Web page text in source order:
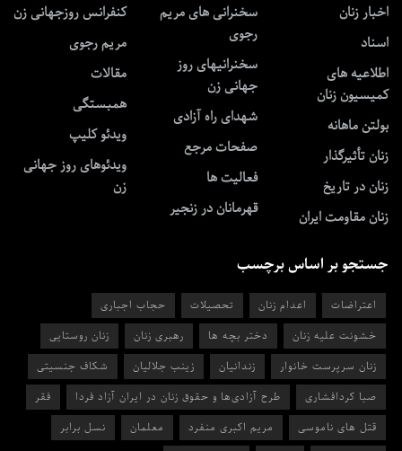
اخبار زنان
اسناد
اطلاعیه های
کمیسیون زنان
بولتن ماهانه
زنان تأثیرگذار
زنان در تاریخ
زنان مقاومت ایران
سخنرانی های مریم
رجوی
سخنرانیهای روز
جهانی زن
شهدای راه آزادی
صفحات مرجع
فعالیت ها
قهرمانان در زنجیر
کنفرانس روزجهانی زن
مریم رجوی
مقالات
همبستگی
ویدئو کلیپ
ویدئوهای روز جهانی
زن
جستجو بر اساس برچسب
اعتراضات اعدام زنان تحصیلات
حجاب اجباری
خشونت علیه زنان
دختر بچه ها رهبری زنان
زنان روستایی
زنان سرپرست خانوار
زندانیان زینب جلالیان
شکاف جنسیتی
صبا کردافشاری
طرح آزادی‌ها و حقوق زنان در ایران آزاد فردا
فقر
قتل های ناموسی
مریم اکبری منفرد معلمان
نسل برابر